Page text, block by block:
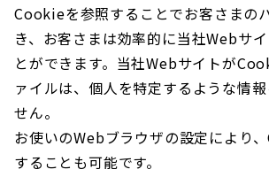
Cookieを参照することでお客さまの
き、お客さまは効率的に当社Webサ
とができます。当社Webサイトが
ァイルは、個人を特定するような情
せん。
お使いのWebブラウザの設定により
することも可能です。